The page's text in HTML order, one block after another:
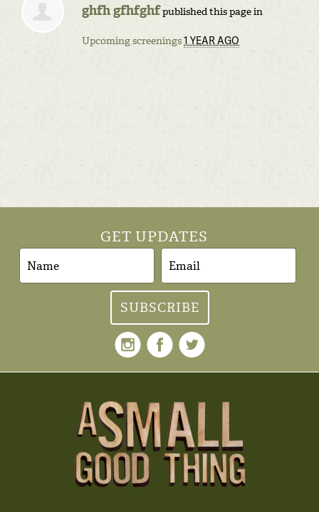
ghfh gfhfghfpublished this page in
Upcoming screenings1 YEAR AGO
GET UPDATES